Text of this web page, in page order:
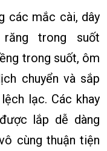
các mắc cài, dây
răng trong suốt
trong suốt, ôm
chuyển và sắp
lạc. Các khay
lắp dễ dàng
cùng thuận tiện